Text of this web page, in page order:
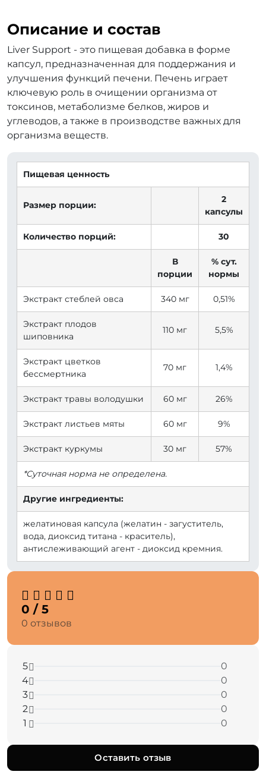
Описание и состав
Liver Support - это пищевая добавка в форме
капсул, предназначенная для поддержания и
улучшения функций печени. Печень играет
ключевую роль в очищении организма от
токсинов, метаболизме белков, жиров и
углеводов, а также в производстве важных для
организма веществ.
Пищевая ценность
Размер порции:
2
капсулы
Количество порций: 30
В
порции
% сут.
нормы
Экстракт стеблей овса 340 мг 0,51%
Экстракт плодов
шиповника
110 мг 5,5%
Экстракт цветков
бессмертника
70 мг 1,4%
Экстракт травы володушки 60 мг 26%
Экстракт листьев мяты 60 мг 9%
Экстракт куркумы 30 мг 57%
*Суточная норма не определена.
Другие ингредиенты:
желатиновая капсула (желатин - загуститель,
вода, диоксид титана - краситель),
антислеживающий агент - диоксид кремния.
0 / 5
0 отзывов
5
0
4
0
3
0
2
0
1
0
Оставить отзыв